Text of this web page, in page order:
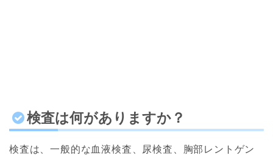
検査は何がありますか？
検査は、一般的な血液検査、尿検査、胸部レントゲン